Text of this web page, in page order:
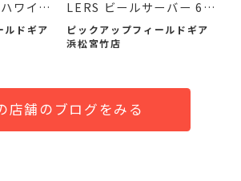
ワイア
ルドギア
LERS ビールサーバー 64
oz 未使...
ピックアップフィールドギア
浜松宮竹店
店舗のブログをみる